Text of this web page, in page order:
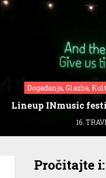
Događanja, Glazba,
Lineup INmusic
16.
Pročitajte i: